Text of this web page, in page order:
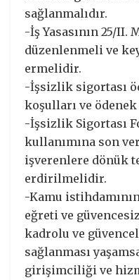
sağlanmalıdır.
-İş Yasasının 25/II.
düzenlenmeli ve
ermelidir.
-İşsizlik sigortası
koşulları ve
-İşsizlik Sigortası
kullanımına son
işverenlere dönük
erdirilmelidir.
-Kamu
eğreti ve
kadrolu ve
sağlanması
girişimciliği ve